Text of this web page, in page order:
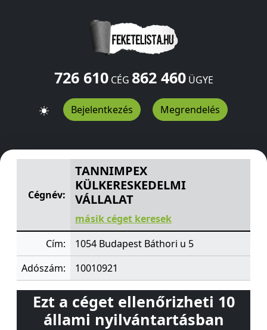
726 610CÉG 862 460ÜGYE
Bejelentkezés Megrendelés
TANNIMPEX KÜLKERESKEDELMI VÁLLALAT
Cégnév:
TANNIMPEX
KÜLKERESKEDELMI
VÁLLALAT
másik céget keresek
Cím:
1054 Budapest Báthori u 5
Adószám:
10010921
Ezt a céget ellenőrizheti 10
állami nyilvántartásban